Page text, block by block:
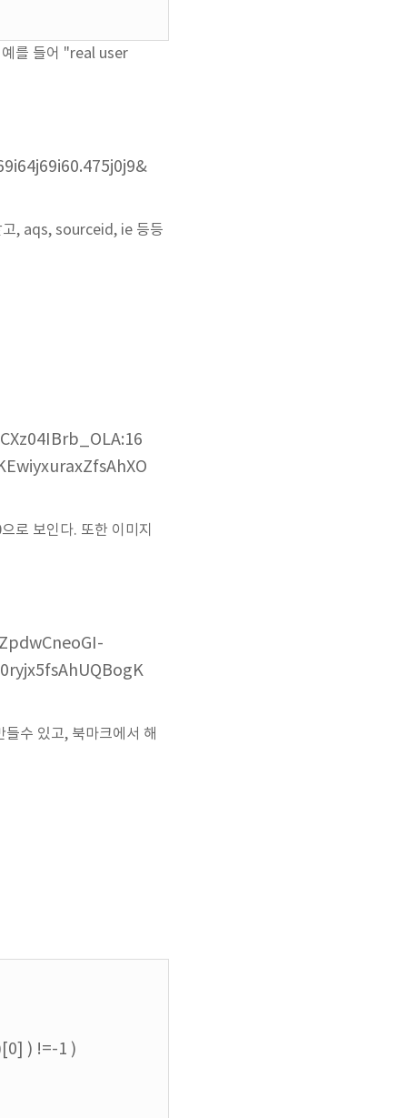
예를 들어 "real user
, aqs, sourceid, ie 등등
로 보인다. 또한 이미지
수 있고, 북마크에서 해
) !=-1 )